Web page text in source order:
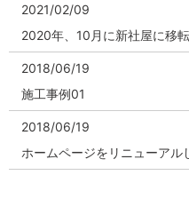
2021/02/09
2020年、10月に新社屋に移転
2018/06/19
施工事例01
2018/06/19
ホームページをリニューアル